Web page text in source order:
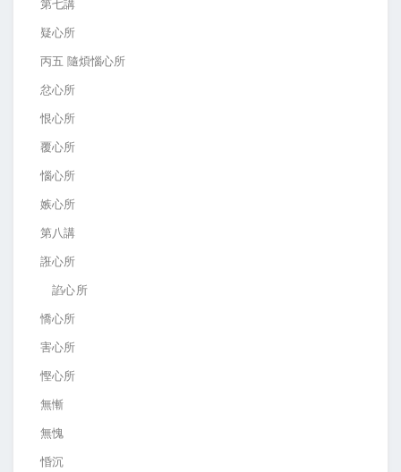
第七講
疑心所
丙五 隨煩惱心所
忿心所
恨心所
覆心所
惱心所
嫉心所
第八講
誑心所
諂心所
憍心所
害心所
慳心所
無慚
無愧
惛沉